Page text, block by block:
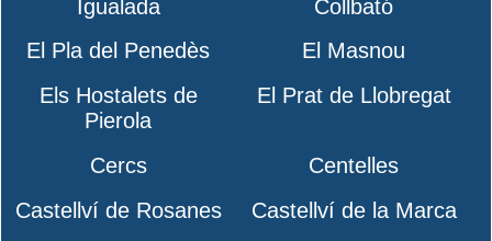
Igualada
Collbató
El Pla del Penedès
El Masnou
Els Hostalets de
Pierola
El Prat de Llobregat
Cercs
Centelles
Castellví de Rosanes
Castellví de la Marca